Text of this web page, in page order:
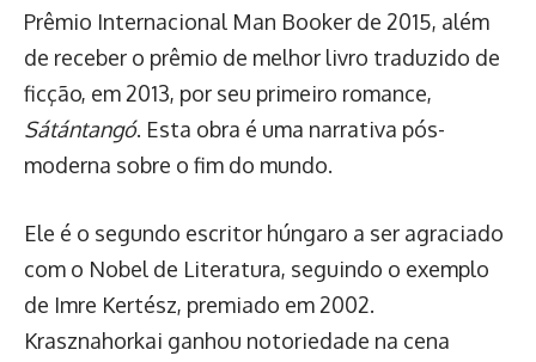
Prêmio Internacional Man Booker de 2015, além
de receber o prêmio de melhor livro traduzido de
ficção, em 2013, por seu primeiro romance,
Sátántangó. Esta obra é uma narrativa pós-
moderna sobre o fim do mundo.
Ele é o segundo escritor húngaro a ser agraciado
com o Nobel de Literatura, seguindo o exemplo
de Imre Kertész, premiado em 2002.
Krasznahorkai ganhou notoriedade na cena